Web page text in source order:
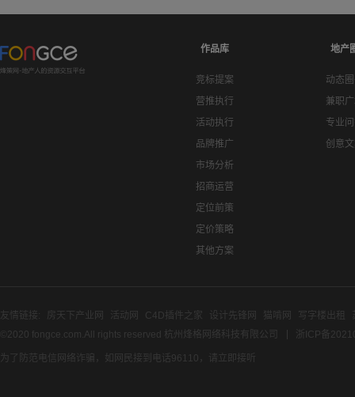
作品库
竞标提案
营推执行
活动执行
品牌推广
市场分析
招商运营
定位前策
定价策略
其他方案
地产
动态
兼职
专业
创意
友情链接: 房天下产业网 活动网 C4D插件之家 设计先锋网 猫啃网 写字楼出租
©2020 fongce.com.All rights reserved 杭州烽格网络科技有限公司
浙ICP备
为了防范电信网络诈骗，如网民接到电话96110，请立即接听